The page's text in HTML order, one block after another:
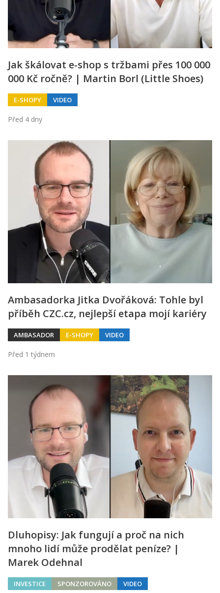
Jak škálovat e-shop s tržbami přes 100 000
000 Kč ročně? | Martin Borl (Little Shoes)
E-SHOPY VIDEO
Před 4 dny
Ambasadorka Jitka Dvořáková: Tohle byl
příběh CZC.cz, nejlepší etapa mojí kariéry
AMBASADOR E-SHOPY VIDEO
Před 1 týdnem
Dluhopisy: Jak fungují a proč na nich
mnoho lidí může prodělat peníze? |
Marek Odehnal
INVESTICE SPONZOROVÁNO VIDEO